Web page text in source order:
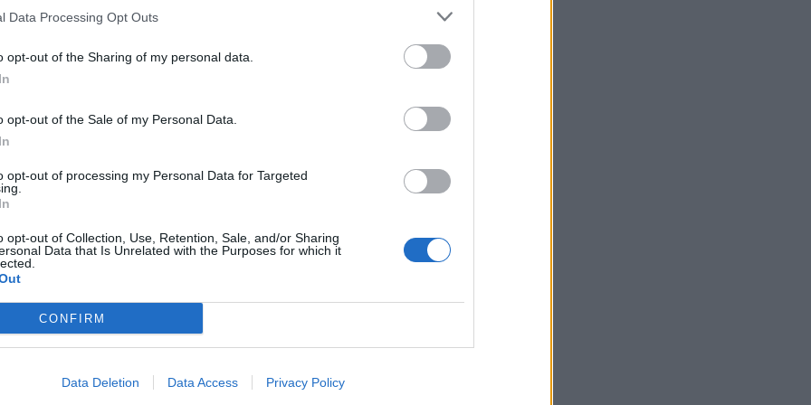
Data Processing Opt Outs
opt-out of the Sharing of my personal data.
opt-out of the Sale of my Personal Data.
opt-out of processing my Personal Data for Targeted
opt-out of Collection, Use, Retention, Sale, and/or Sharing
Data that Is Unrelated with the Purposes for which it
CONFIRM
Data Deletion Data Access Privacy Policy
με το Υπουργείο σε θέματα που άπτονται
και επιχειρηματικό κόσμο.
Συμβουλίου Πελοποννήσου και
Βαγγέλης Ξυγκώρος και οι Πρόεδροι των
Αρκαδίας Γιάννης Τρουπής, Κορινθίας
Παναρίτης,κατέθεσαν στον Υπουργό μια
προώθησης της Περιφερειακής
με στόχο τη βελτίωση της
περιοχών, την διαφοροποίηση του
εμπορικό και εξαγωγικό
της ερημοποίησης της υπαίθρου,
τα πλεονεκτήματα της κάθε
και εξειδικευμένα προγράμματα